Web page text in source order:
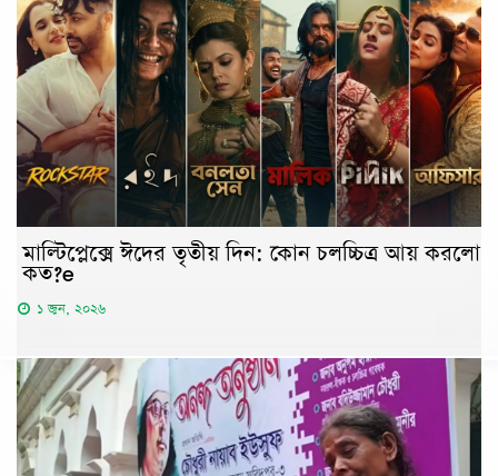
মাল্টিপ্লেক্সে ঈদের তৃতীয় দিন: কোন চলচ্চিত্র আয় করলো
কত?e
১ জুন, ২০২৬